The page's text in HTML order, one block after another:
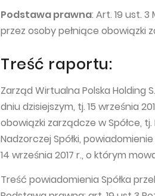
Podstawa prawna: Art. 19 ust.
przez osoby pełniące obowiązki
Treść raportu:
Zarząd Wirtualna Polska Holding
dniu dzisiejszym, tj. 15 września
obowiązki zarządcze w Spółce,
Nadzorczej Spółki,
14 września 2017 r., o którym
Treść powiadomienia Spółka